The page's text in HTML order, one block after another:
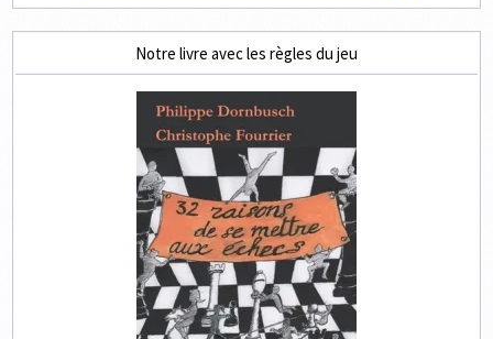
Notre livre avec les règles du jeu